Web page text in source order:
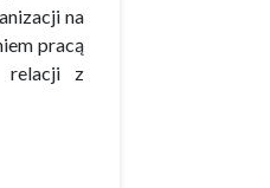
na
pracą
relacji z